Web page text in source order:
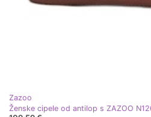
Zazoo
Ženske cipele od antilop s ZAZOO